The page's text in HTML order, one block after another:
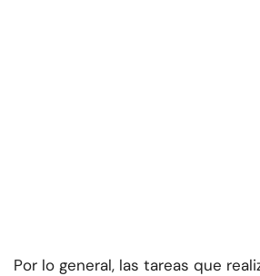
Por lo general, las tareas que